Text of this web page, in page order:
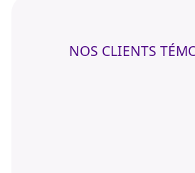
NOS CLIENTS